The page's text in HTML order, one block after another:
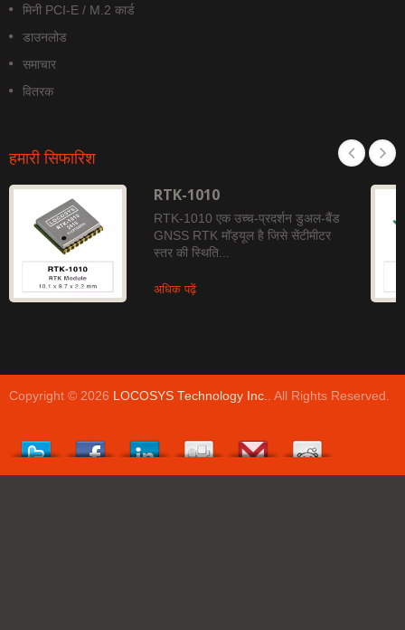
मिनी PCI-E / M.2 कार्ड
डाउनलोड
समाचार
वितरक
हमारी सिफारिश
RTK-1010
RTK-1010 एक उच्च-प्रदर्शन डुअल-बैंड
GNSS RTK मॉड्यूल है जिसे सेंटीमीटर
स्तर की स्थिति...
अधिक पढ़ें
Copyright © 2026 LOCOSYS Technology Inc. . All Rights Reserved.